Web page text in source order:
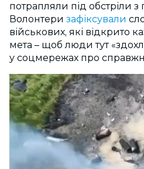
потрапляли під обстріли
Волонтери зафіксували
військових, які відкрито
мета – щоб люди тут
у соцмережах про